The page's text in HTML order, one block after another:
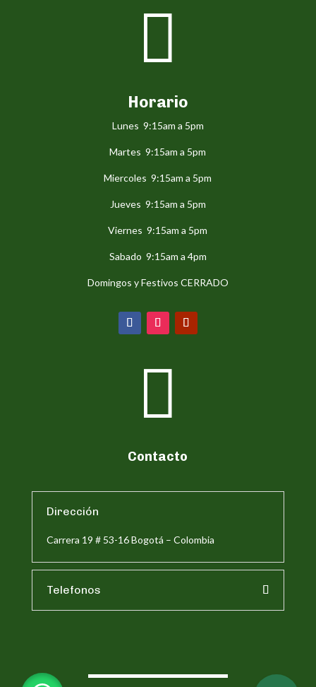

Horario
Lunes 9:15am a 5pm
Martes 9:15am a 5pm
Miercoles 9:15am a 5pm
Jueves 9:15am a 5pm
Viernes 9:15am a 5pm
Sabado 9:15am a 4pm
Domingos y Festivos CERRADO

Contacto
Dirección
Carrera 19 # 53-16 Bogotá – Colombia
Telefonos